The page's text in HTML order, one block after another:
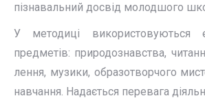
пізнавальний досвід молодшого
У методиці використовуються
предметів: природознавства,
лення, музики, образотворчого
навчання. Надається перевага